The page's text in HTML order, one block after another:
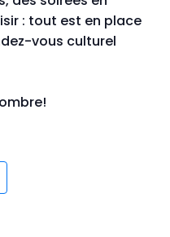
: tout est en place
vous culturel